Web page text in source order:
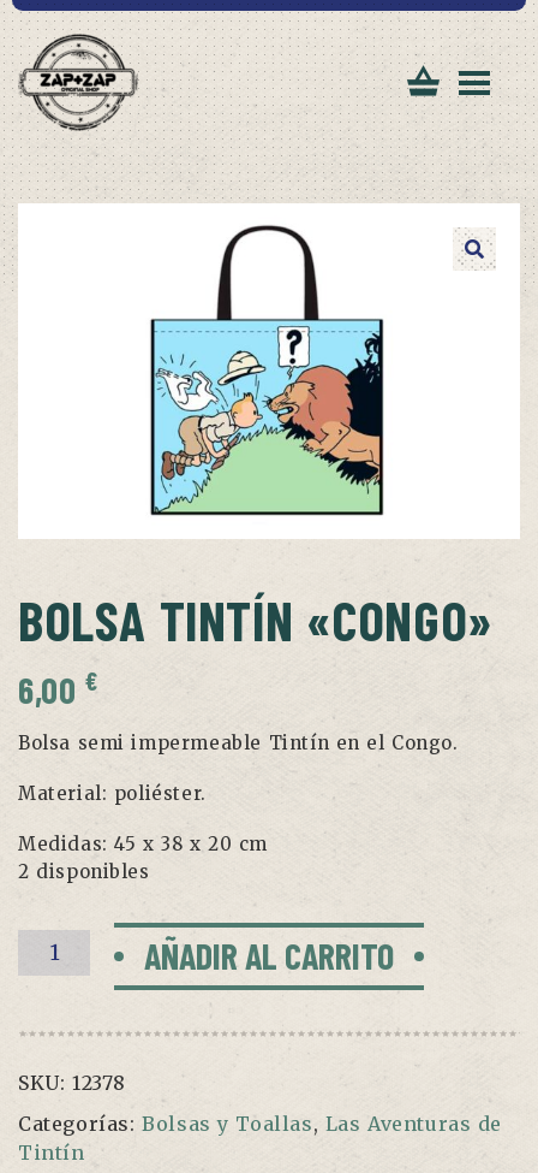
BOLSA TINTÍN «CONGO»
6,00 €
Bolsa semi impermeable Tintín en el Congo.
Material: poliéster.
Medidas: 45 x 38 x 20 cm
2 disponibles
Bolsa
Tintín
cantidad
AÑADIR AL CARRITO
SKU: 12378
Categorías:Bolsas y Toallas, Las Aventuras de
Tintín